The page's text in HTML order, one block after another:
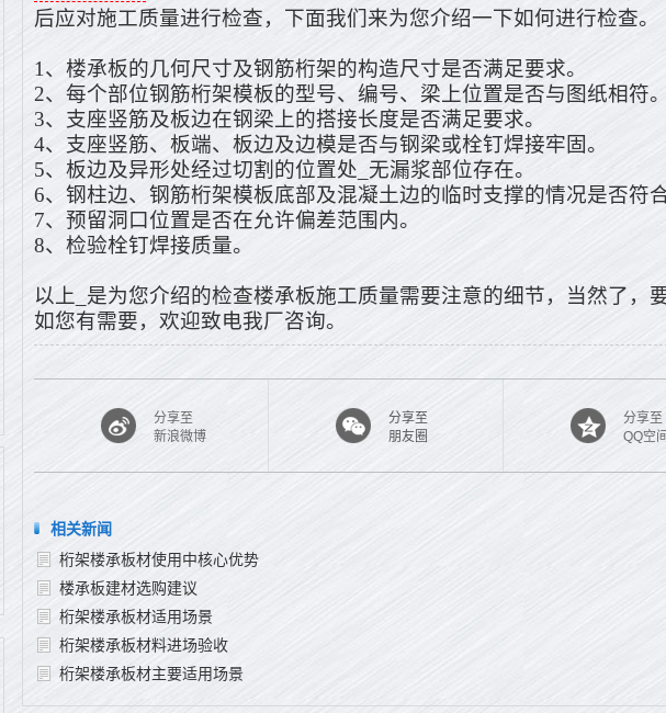
后应对施工质量进行检查，下面我们来为您介绍一下如何进行检查。
1、楼承板的几何尺寸及钢筋桁架的构造尺寸是否满足要求。
2、每个部位钢筋桁架模板的型号、编号、梁上位置是否与图纸相符。
3、支座竖筋及板边在钢梁上的搭接长度是否满足要求。
4、支座竖筋、板端、板边及边模是否与钢梁或栓钉焊接牢固。
5、板边及异形处经过切割的位置处_无漏浆部位存在。
6、钢柱边、钢筋桁架模板底部及混凝土边的临时支撑的情况是否符
7、预留洞口位置是否在允许偏差范围内。
8、检验栓钉焊接质量。
以上_是为您介绍的检查楼承板施工质量需要注意的细节，当然了，
如您有需要，欢迎致电我厂咨询。
分享至
新浪微博
分享至
朋友圈
分享至
QQ空间
相关新闻
桁架楼承板材使用中核心优势
楼承板建材选购建议
桁架楼承板材适用场景
桁架楼承板材料进场验收
桁架楼承板材主要适用场景